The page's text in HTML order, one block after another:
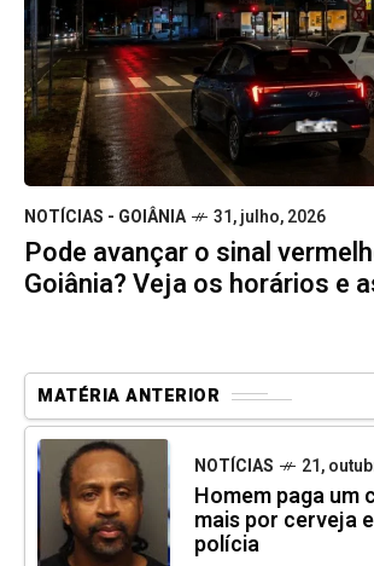
NOTÍCIAS - GOIÂNIA 31, julho, 2026
Pode avançar o sinal
Goiânia? Veja os horários e
MATÉRIA ANTERIOR
NOTÍCIAS 21,
Homem paga um
mais por cerveja
polícia